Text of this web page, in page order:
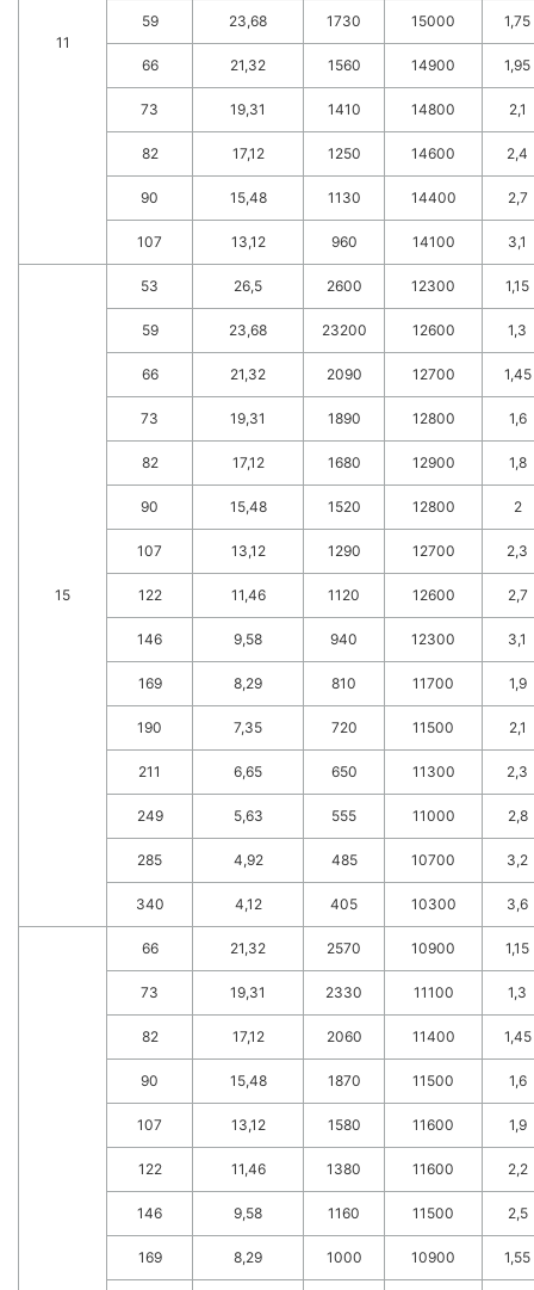
11
59 23,68 1730 15000 1,75
66 21,32 1560 14900 1,95
73 19,31 1410 14800 2,1
82 17,12 1250 14600 2,4
90 15,48 1130 14400 2,7
107 13,12 960 14100 3,1
15
53 26,5 2600 12300 1,15
59 23,68 23200 12600 1,3
66 21,32 2090 12700 1,45
73 19,31 1890 12800 1,6
82 17,12 1680 12900 1,8
90 15,48 1520 12800 2
107 13,12 1290 12700 2,3
122 11,46 1120 12600 2,7
146 9,58 940 12300 3,1
169 8,29 810 11700 1,9
190 7,35 720 11500 2,1
211 6,65 650 11300 2,3
249 5,63 555 11000 2,8
285 4,92 485 10700 3,2
340 4,12 405 10300 3,6
66 21,32 2570 10900 1,15
73 19,31 2330 11100 1,3
82 17,12 2060 11400 1,45
90 15,48 1870 11500 1,6
107 13,12 1580 11600 1,9
122 11,46 1380 11600 2,2
146 9,58 1160 11500 2,5
169 8,29 1000 10900 1,55